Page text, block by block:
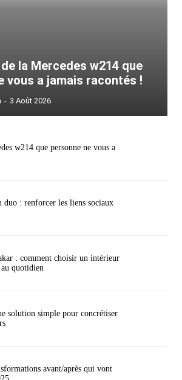
la Mercedes w214 que
vous a jamais racontés !
- 3 Août 2026
w214 que personne ne vous a
duo : renforcer les liens sociaux
: comment choisir un intérieur
quotidien
solution simple pour concrétiser
avant/après qui vont